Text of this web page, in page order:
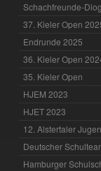
Schachfreunde-
37. Kieler Open
Endrunde 2025
36. Kieler Open
35. Kieler Open
HJEM 2023
HJET 2023
12. Alstertaler
Deutscher
Hamburger